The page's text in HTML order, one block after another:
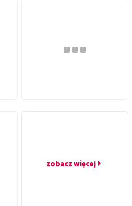
zobacz więcej